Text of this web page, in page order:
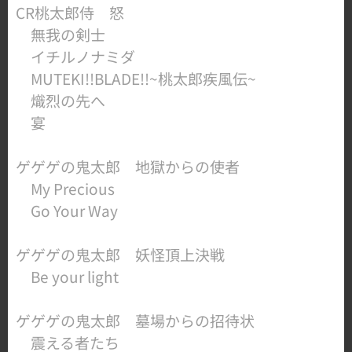
​CR桃太郎侍 怒
無我の剣士
イチルノナミダ
MUTEKI!!BLADE!!~桃太郎疾風伝~
熾烈の先へ
​ 宴
ゲゲゲの鬼太郎 地獄からの使者
My Precious
​ Go Your Way
ゲゲゲの鬼太郎 妖怪頂上決戦
​ Be your light
ゲゲゲの鬼太郎 墓場からの招待状
震える者たち